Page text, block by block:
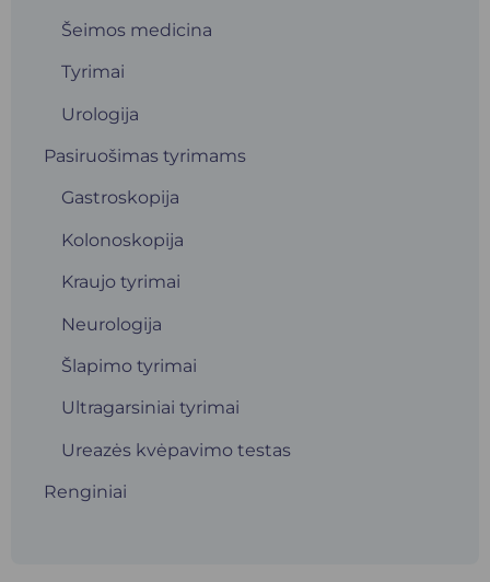
Šeimos medicina
Tyrimai
Urologija
Pasiruošimas tyrimams
Gastroskopija
Kolonoskopija
Kraujo tyrimai
Neurologija
Šlapimo tyrimai
Ultragarsiniai tyrimai
Ureazės kvėpavimo testas
Renginiai